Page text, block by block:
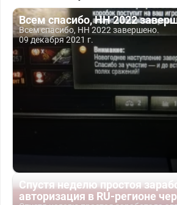
Всем спасибо, НН 2022
Всем спасибо, НН 2022 завершено.
09 декабря 2021 г.
Спустя неделю простоя
авторизация в RU-регионе